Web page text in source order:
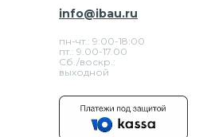
пн-чт.: 9:00-18:00
пт.: 9.00-17.00
Сб./воскр.:
выходной
info@ibau.ru